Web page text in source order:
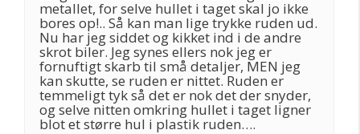
metallet, for selve hullet i taget skal jo ikke
bores op!.. Så kan man lige trykke ruden ud.
Nu har jeg siddet og kikket ind i de andre
skrot biler. Jeg synes ellers nok jeg er
fornuftigt skarb til små detaljer, MEN jeg
kan skutte, se ruden er nittet. Ruden er
temmeligt tyk så det er nok det der snyder,
og selve nitten omkring hullet i taget ligner
blot et større hul i plastik ruden….